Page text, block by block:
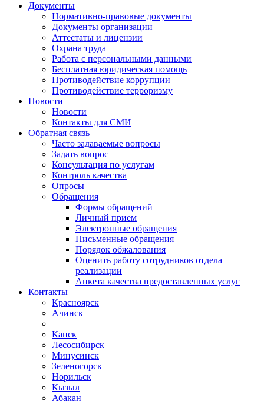
Документы
Нормативно-правовые документы
Документы организации
Аттестаты и лицензии
Охрана труда
Работа с персональными данными
Бесплатная юридическая помощь
Противодействие коррупции
Противодействие терроризму
Новости
Новости
Контакты для СМИ
Обратная связь
Часто задаваемые вопросы
Задать вопрос
Консультация по услугам
Контроль качества
Опросы
Обращения
Формы обращений
Личный прием
Электронные обращения
Письменные обращения
Порядок обжалования
Оценить работу сотрудников отдела
реализации
Анкета качества предоставленных услуг
Контакты
Красноярск
Ачинск
Канск
Лесосибирск
Минусинск
Зеленогорск
Норильск
Кызыл
Абакан